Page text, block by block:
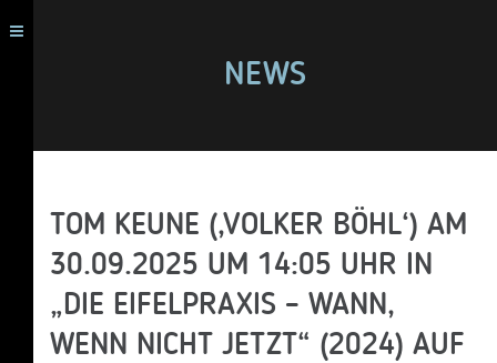
NEWS
TOM KEUNE (‚VOLKER BÖHL‘) AM
30.09.2025 UM 14:05 UHR IN
„DIE EIFELPRAXIS – WANN,
WENN NICHT JETZT“ (2024) AUF